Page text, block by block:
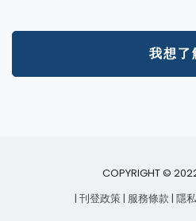
我想了
COPYRIGHT ©
| 刊登政策 | 服務條款 | 隱